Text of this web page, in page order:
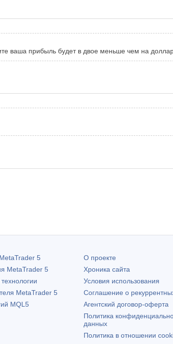
ваша прибыль будет в двое меньше чем на
MetaTrader 5
MetaTrader 5
MetaTrader 5
MQL5
О проекте
Хроника сайта
Условия использования
Соглашение о
Агентский договор-оферта
Политика
данных
Политика в отношении